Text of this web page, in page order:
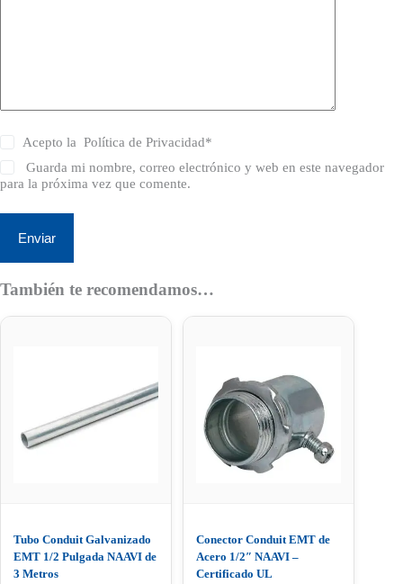
Acepto laPolítica de Privacidad*
Guarda mi nombre, correo electrónico y web en este navegador
para la próxima vez que comente.
Enviar
También te recomendamos…
Tubo Conduit Galvanizado
EMT 1/2 Pulgada NAAVI de
3 Metros
Conector Conduit EMT de
Acero 1/2″ NAAVI –
Certificado UL